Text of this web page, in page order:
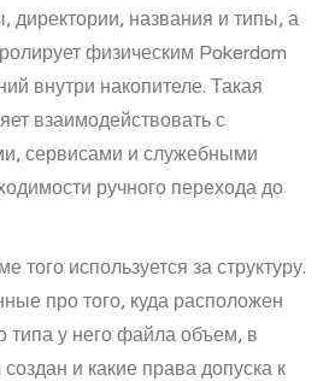
директории, названия и типы, а
физическим Pokerdom
внутри накопителе. Такая
взаимодействовать с
сервисами и служебными
ручного перехода до
того используется за структуру.
про того, куда расположен
типа у него файла объем, в
и какие права допуска к